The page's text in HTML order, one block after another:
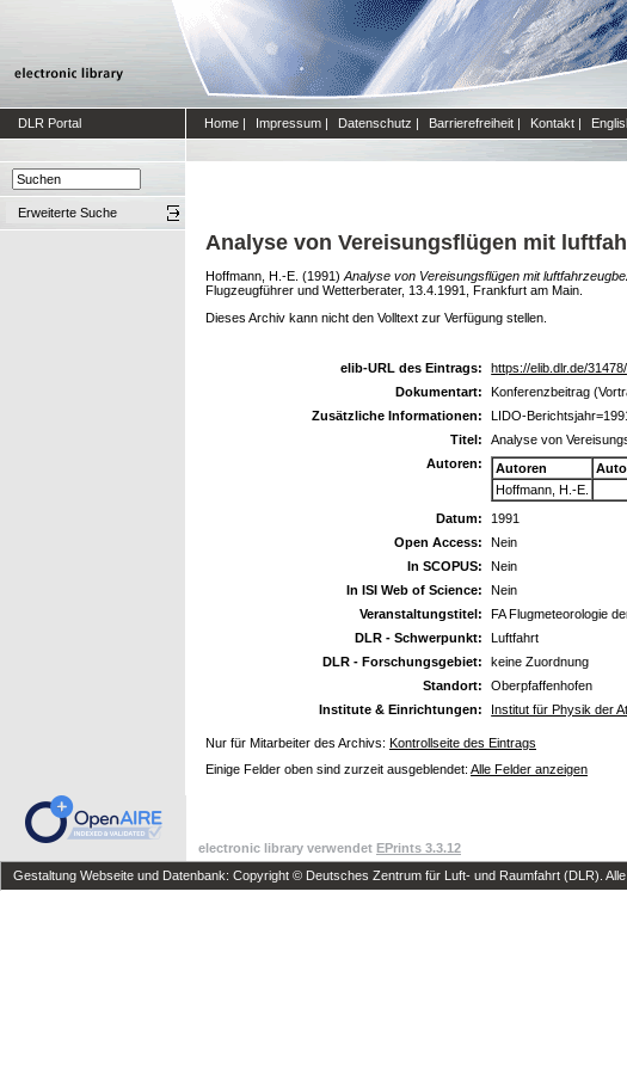
DLR Portal Home | Impressum | Datenschutz | Barrierefreiheit | Kontakt |
Erweiterte Suche
Analyse von Vereisungsflügen mit
Hoffmann, H.-E. (1991) Analyse von Vereisungsflügen mit
Flugzeugführer und Wetterberater, 13.4.1991, Frankfurt am Main.
Dieses Archiv kann nicht den Volltext zur Verfügung stellen.
elib-URL des Eintrags:
https://elib.dlr.de/31478/
Dokumentart:
Konferenzbeitrag
Zusätzliche Informationen:
LIDO-
Titel:
Analyse von
Autoren:
Autoren
Hoffmann, H.-E.
Datum:
1991
Open Access:
Nein
In SCOPUS:
Nein
In ISI Web of Science:
Nein
Veranstaltungstitel:
FA Flugmeteorologie
DLR - Schwerpunkt:
Luftfahrt
DLR - Forschungsgebiet:
keine Zuordnung
Standort:
Oberpfaffenhofen
Institute & Einrichtungen:
Institut für Physik der
Nur für Mitarbeiter des Archivs: Kontrollseite des Eintrags
Einige Felder oben sind zurzeit ausgeblendet: Alle Felder anzeigen
electronic library verwendet EPrints 3.3.12
Gestaltung Webseite und Datenbank: Copyright © Deutsches Zentrum für Luft- und Raumfahrt (DLR).